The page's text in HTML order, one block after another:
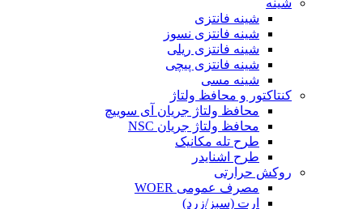
شینه
شینه فانتزی
شینه فانتزی نسوز
شینه فانتزی ریلی
شینه فانتزی پیچی
شینه مسی
کنتاکتور و محافظ ولتاژ
محافظ ولتاژ جریان آی سوییچ
محافظ ولتاژ جریان NSC
طرح تله مکانیک
طرح اشنایدر
روکش حرارتی
مصرف عمومی WOER
ارت (سبز/زرد)